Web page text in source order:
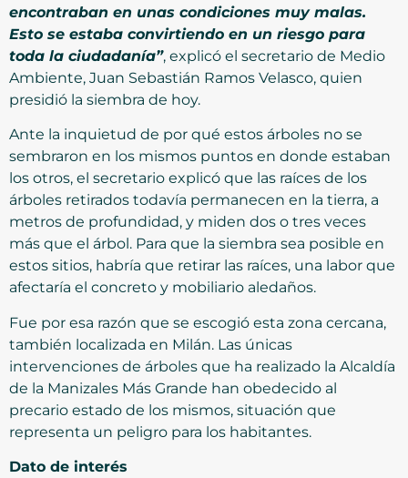
encontraban en unas condiciones muy malas.
Esto se estaba convirtiendo en un riesgo para
toda la ciudadanía”, explicó el secretario de Medio
Ambiente, Juan Sebastián Ramos Velasco, quien
presidió la siembra de hoy.
Ante la inquietud de por qué estos árboles no se
sembraron en los mismos puntos en donde estaban
los otros, el secretario explicó que las raíces de los
árboles retirados todavía permanecen en la tierra, a
metros de profundidad, y miden dos o tres veces
más que el árbol. Para que la siembra sea posible en
estos sitios, habría que retirar las raíces, una labor que
afectaría el concreto y mobiliario aledaños.
Fue por esa razón que se escogió esta zona cercana,
también localizada en Milán. Las únicas
intervenciones de árboles que ha realizado la Alcaldía
de la Manizales Más Grande han obedecido al
precario estado de los mismos, situación que
representa un peligro para los habitantes.
Dato de interés